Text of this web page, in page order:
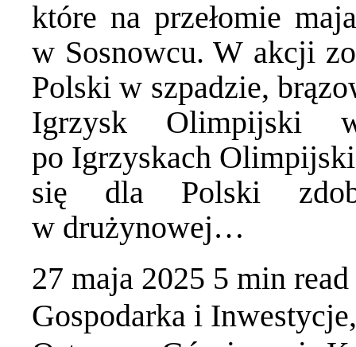
które na przełomie
w Sosnowcu. W akcji
Polski w szpadzie,
Igrzysk Olimpijski
po Igrzyskach
się dla Polski
w drużynowej…
27 maja 2025 5 min read
Gospodarka i Inwestycje